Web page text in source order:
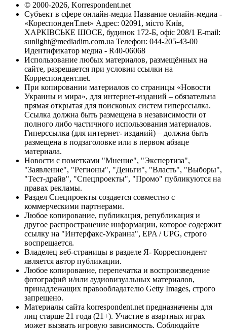
© 2000-2026, Korrespondent.net
Субъект в сфере онлайн-медиа Название онлайн-медиа -
«КореспонденТ.net» Адрес: 02091, місто Київ,
ХАРКІВСЬКЕ ШОСЕ, будинок 172-Б, офіс 208/1 E-mail:
sunlight@mediadim.com.ua Телефон: 044-205-43-00
Идентификатор медиа - R40-06068
Использование любых материалов, размещённых на
сайте, разрешается при условии ссылки на
Корреспондент.net.
При копировании материалов со страницы «Новости
Украины и мира», для интернет-изданий – обязательна
прямая открытая для поисковых систем гиперссылка.
Ссылка должна быть размещена в независимости от
полного либо частичного использования материалов.
Гиперссылка (для интернет- изданий) – должна быть
размещена в подзаголовке или в первом абзаце
материала.
Новости с пометками "Мнение", "Экспертиза",
"Заявление", "Регионы", "Деньги", "Власть", "Выборы",
"Тест-драйв", "Спецпроекты", "Промо" публикуются на
правах рекламы.
Раздел Спецпроекты создается совместно с
коммерческими партнерами.
Любое копирование, публикация, републикация и
другое распространение информации, которое содержит
ссылку на "Интерфакс-Украина", EPA / UPG, строго
воспрещается.
Владелец веб-страницы в разделе Я- Корреспондент
является автор публикации.
Любое копирование, перепечатка и воспроизведение
фотографий и/или аудиовизуальных материалов,
принадлежащих правообладателю Getty Images, строго
запрещено.
Материалы сайта korrespondent.net предназначены для
лиц старше 21 года (21+). Участие в азартных играх
может вызвать игровую зависимость. Соблюдайте